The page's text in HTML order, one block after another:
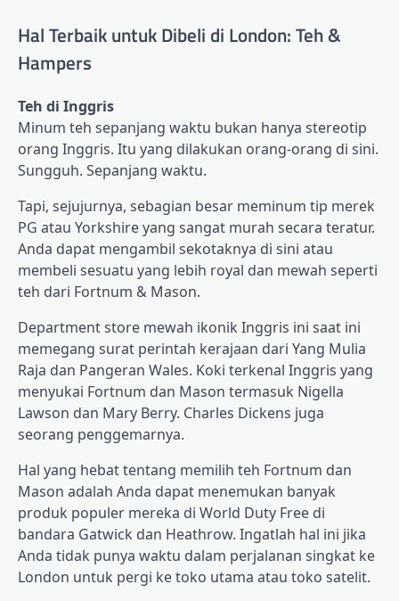
Hal Terbaik untuk Dibeli di London: Teh &
Hampers
Teh di Inggris
Minum teh sepanjang waktu bukan hanya stereotip
orang Inggris. Itu yang dilakukan orang-orang di sini.
Sungguh. Sepanjang waktu.
Tapi, sejujurnya, sebagian besar meminum tip merek
PG atau Yorkshire yang sangat murah secara teratur.
Anda dapat mengambil sekotaknya di sini atau
membeli sesuatu yang lebih royal dan mewah seperti
teh dari Fortnum & Mason.
Department store mewah ikonik Inggris ini saat ini
memegang surat perintah kerajaan dari Yang Mulia
Raja dan Pangeran Wales. Koki terkenal Inggris yang
menyukai Fortnum dan Mason termasuk Nigella
Lawson dan Mary Berry. Charles Dickens juga
seorang penggemarnya.
Hal yang hebat tentang memilih teh Fortnum dan
Mason adalah Anda dapat menemukan banyak
produk populer mereka di World Duty Free di
bandara Gatwick dan Heathrow. Ingatlah hal ini jika
Anda tidak punya waktu dalam perjalanan singkat ke
London untuk pergi ke toko utama atau toko satelit.